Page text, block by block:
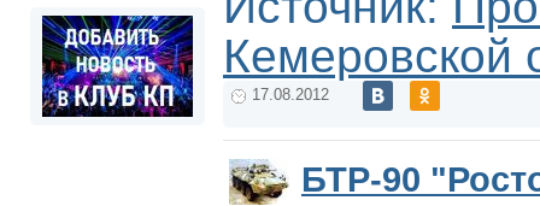
Кемеровской
17.08.2012
БТР-90